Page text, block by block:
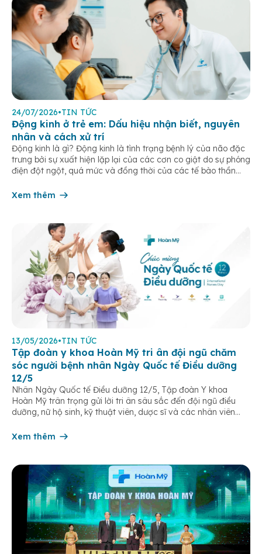
24/07/2026•TIN TỨC
Động kinh ở trẻ em: Dấu hiệu nhận biết, nguyên
nhân và cách xử trí
Động kinh là gì? Động kinh là tình trạng bệnh lý của não đặc
trưng bởi sự xuất hiện lặp lại của các cơn co giật do sự phóng
điện đột ngột, quá mức và đồng thời của các tế bào thần
Xem thêm
13/05/2026•TIN TỨC
Tập đoàn y khoa Hoàn Mỹ tri ân đội ngũ chăm
sóc người bệnh nhân Ngày Quốc tế Điều dưỡng
12/5
Nhân Ngày Quốc tế Điều dưỡng 12/5, Tập đoàn Y khoa
Hoàn Mỹ trân trọng gửi lời tri ân sâu sắc đến đội ngũ điều
dưỡng, nữ hộ sinh, kỹ thuật viên, dược sĩ và các nhân viên
âm thầm đồng hành trên […]
Xem thêm